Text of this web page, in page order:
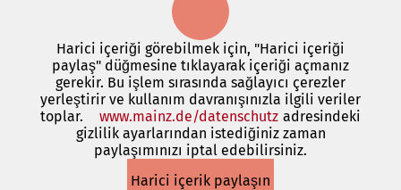
Harici içeriği görebilmek için, "Harici içeriği
paylaş" düğmesine tıklayarak içeriği açmanız
gerekir. Bu işlem sırasında sağlayıcı çerezler
yerleştirir ve kullanım davranışınızla ilgili veriler
toplar.
www.mainz.de/datenschutz(Yeni
bir
sekmede
adresindeki
gizlilik ayarlarından istediğiniz zaman
paylaşımınızı iptal edebilirsiniz.
Harici içerik paylaşın